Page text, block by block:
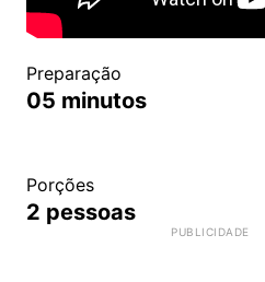
Detalhes da Receita
Preparação
05 minutos
Porções
2 pessoas